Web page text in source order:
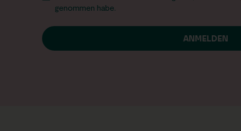
genommen habe.